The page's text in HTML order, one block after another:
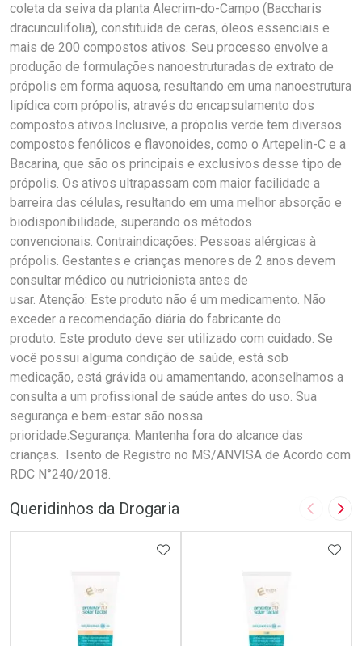
coleta da seiva da planta Alecrim-do-Campo (Baccharis
dracunculifolia), constituída de ceras, óleos essenciais e
mais de 200 compostos ativos. Seu processo envolve a
produção de formulações nanoestruturadas de extrato de
própolis em forma aquosa, resultando em uma nanoestrutura
lipídica com própolis, através do encapsulamento dos
compostos ativos.Inclusive, a própolis verde tem diversos
compostos fenólicos e flavonoides, como o Artepelin-C e a
Bacarina, que são os principais e exclusivos desse tipo de
própolis. Os ativos ultrapassam com maior facilidade a
barreira das células, resultando em uma melhor absorção e
biodisponibilidade, superando os métodos
convencionais. Contraindicações: Pessoas alérgicas à
própolis. Gestantes e crianças menores de 2 anos devem
consultar médico ou nutricionista antes de
usar. Atenção: Este produto não é um medicamento. Não
exceder a recomendação diária do fabricante do
produto. Este produto deve ser utilizado com cuidado. Se
você possui alguma condição de saúde, está sob
medicação, está grávida ou amamentando, aconselhamos a
consulta a um profissional de saúde antes do uso. Sua
segurança e bem-estar são nossa
prioridade.Segurança: Mantenha fora do alcance das
crianças. Isento de Registro no MS/ANVISA de Acordo com
RDC N°240/2018.
Queridinhos da Drogaria Imagem
ADICIONAR AOS FAVORITOS